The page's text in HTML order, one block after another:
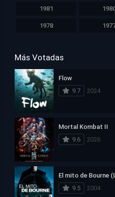
1981
1978
Más Votadas
Flow
9.7
2024
Mortal Kombat II
9.6
2026
El mito de Bourne
9.5
2004